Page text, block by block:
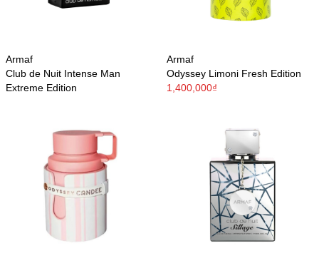
Armaf
Club de Nuit Intense Man
Extreme Edition
Armaf
Odyssey Limoni Fresh Edition
1,400,000₫